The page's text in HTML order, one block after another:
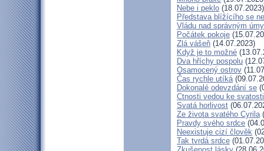
Nebe i peklo (18.07.2023)
Představa blížícího se
Vládu nad správným
Počátek pokoje
Zlá vášeň (14.07.2023)
Když je to možné
Dva hříchy pospolu
Osamocený ostrov
Čas rychle utíká
Dokonalé odevzdání se
Ctnosti vedou ke svatosti
Svatá horlivost
Ze života svatého Cyrila
Pravdy svého srdce
Neexistuje cizí člověk
Tak tvrdá srdce